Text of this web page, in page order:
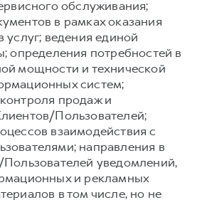
HAVAL
обслуживания;
в рамках оказания
услуг; ведения единой
определения потребностей в
мощности и технической
систем;
продаж и
Пользователей;
взаимодействия с
направления в
уведомлений,
и рекламных
в том числе, но не